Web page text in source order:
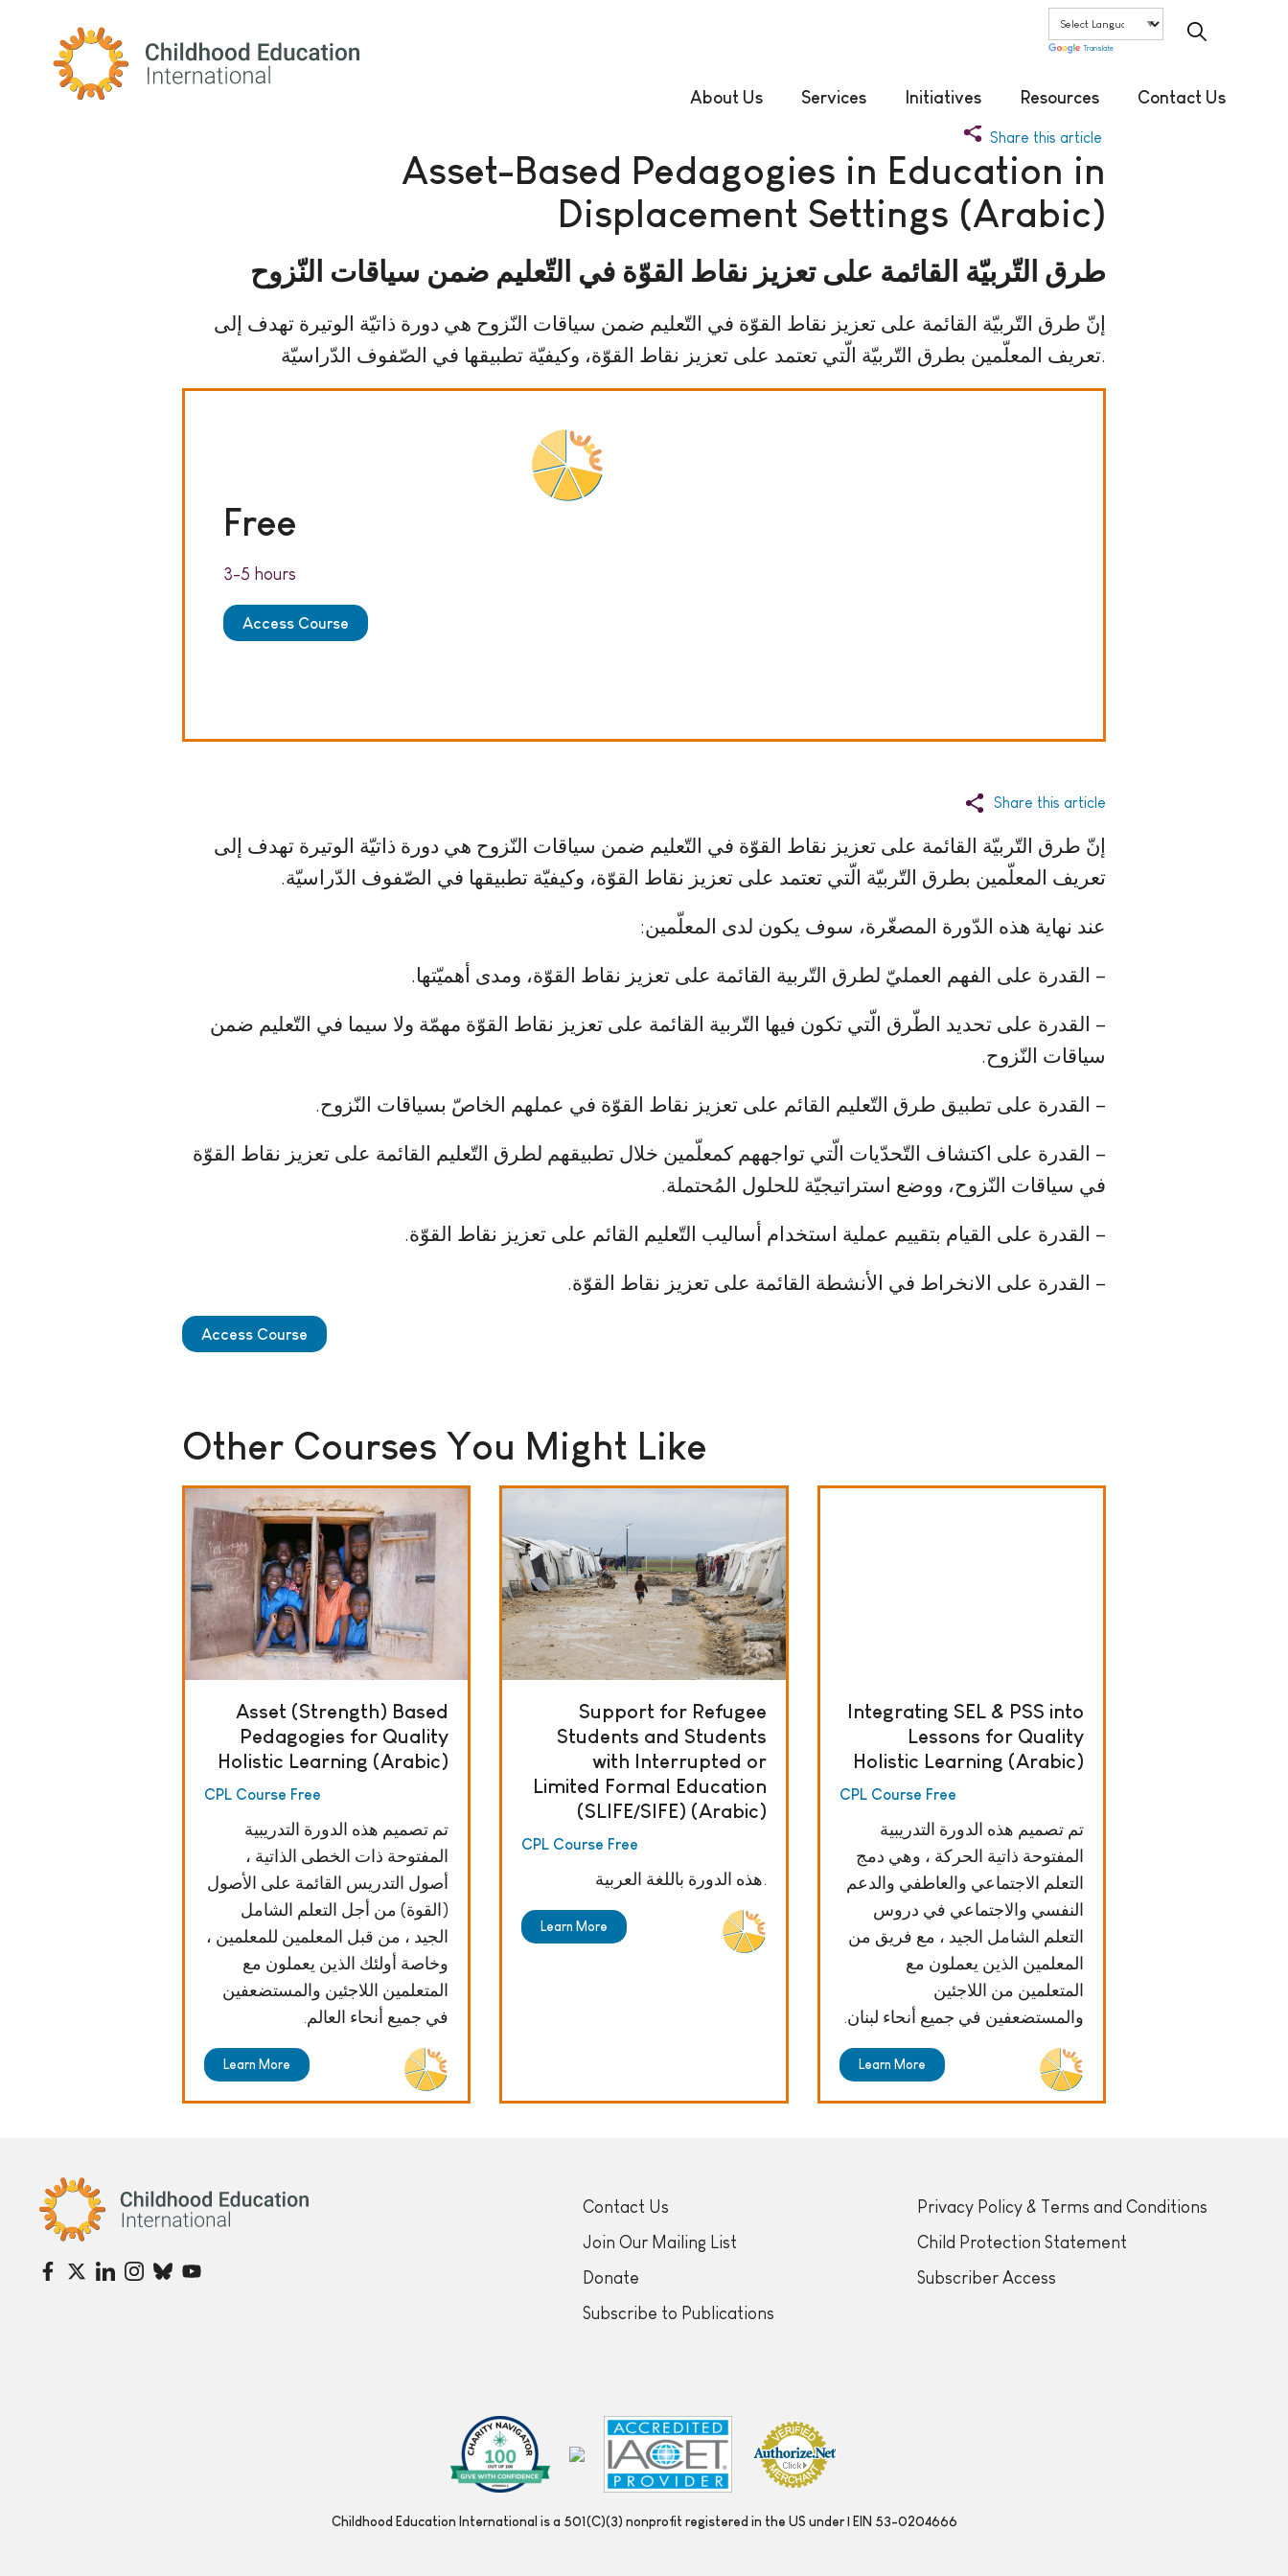
Childhood Education International
Translate
About Us Services Initiatives Resources Contact Us
Share this article
Asset-Based Pedagogies in Education in
Displacement Settings (Arabic)
طرق التّربيّة القائمة على تعزيز نقاط القوّة في التّعليم ضمن سياقات النّزوح
إنّ طرق التّربيّة القائمة على تعزيز نقاط القوّة في التّعليم ضمن سياقات النّزوح هي دورة ذاتيّة الوتيرة تهدف إلى
تعريف المعلّمين بطرق التّربيّة الّتي تعتمد على تعزيز نقاط القوّة، وكيفيّة تطبيقها في الصّفوف الدّراسيّة.
Free
3-5 hours
Access Course
Share this article
إنّ طرق التّربيّة القائمة على تعزيز نقاط القوّة في التّعليم ضمن سياقات النّزوح هي دورة ذاتيّة الوتيرة تهدف إلى
تعريف المعلّمين بطرق التّربيّة الّتي تعتمد على تعزيز نقاط القوّة، وكيفيّة تطبيقها في الصّفوف الدّراسيّة.
عند نهاية هذه الدّورة المصغّرة، سوف يكون لدى المعلّمين:
– القدرة على الفهم العمليّ لطرق التّربية القائمة على تعزيز نقاط القوّة، ومدى أهميّتها.
– القدرة على تحديد الطّرق الّتي تكون فيها التّربية القائمة على تعزيز نقاط القوّة مهمّة ولا سيما في التّعليم ضمن
سياقات النّزوح.
– القدرة على تطبيق طرق التّعليم القائم على تعزيز نقاط القوّة في عملهم الخاصّ بسياقات النّزوح.
– القدرة على اكتشاف التّحدّيات الّتي تواجههم كمعلّمين خلال تطبيقهم لطرق التّعليم القائمة على تعزيز نقاط القوّة
في سياقات النّزوح، ووضع استراتيجيّة للحلول المُحتملة.
– القدرة على القيام بتقييم عملية استخدام أساليب التّعليم القائم على تعزيز نقاط القوّة.
– القدرة على الانخراط في الأنشطة القائمة على تعزيز نقاط القوّة.
Access Course
Other Courses You Might Like
Asset (Strength) Based
Pedagogies for Quality
Holistic Learning (Arabic)
CPL Course Free
تم تصميم هذه الدورة التدريبية
المفتوحة ذات الخطى الذاتية ،
أصول التدريس القائمة على الأصول
(القوة) من أجل التعلم الشامل
الجيد ، من قبل المعلمين للمعلمين ،
وخاصة أولئك الذين يعملون مع
المتعلمين اللاجئين والمستضعفين
في جميع أنحاء العالم.
Learn More
Support for Refugee
Students and Students
with Interrupted or
Limited Formal Education
(SLIFE/SIFE) (Arabic)
CPL Course Free
هذه الدورة باللغة العربية.
Learn More
Integrating SEL & PSS into
Lessons for Quality
Holistic Learning (Arabic)
CPL Course Free
تم تصميم هذه الدورة التدريبية
المفتوحة ذاتية الحركة ، وهي دمج
التعلم الاجتماعي والعاطفي والدعم
النفسي والاجتماعي في دروس
التعلم الشامل الجيد ، مع فريق من
المعلمين الذين يعملون مع
المتعلمين من اللاجئين
والمستضعفين في جميع أنحاء لبنان.
Learn More
Childhood Education International
Contact Us
Join Our Mailing List
Donate
Subscribe to Publications
Privacy Policy & Terms and Conditions
Child Protection Statement
Subscriber Access
Childhood Education International is a 501(C)(3) nonprofit registered in the US under | EIN 53-0204666